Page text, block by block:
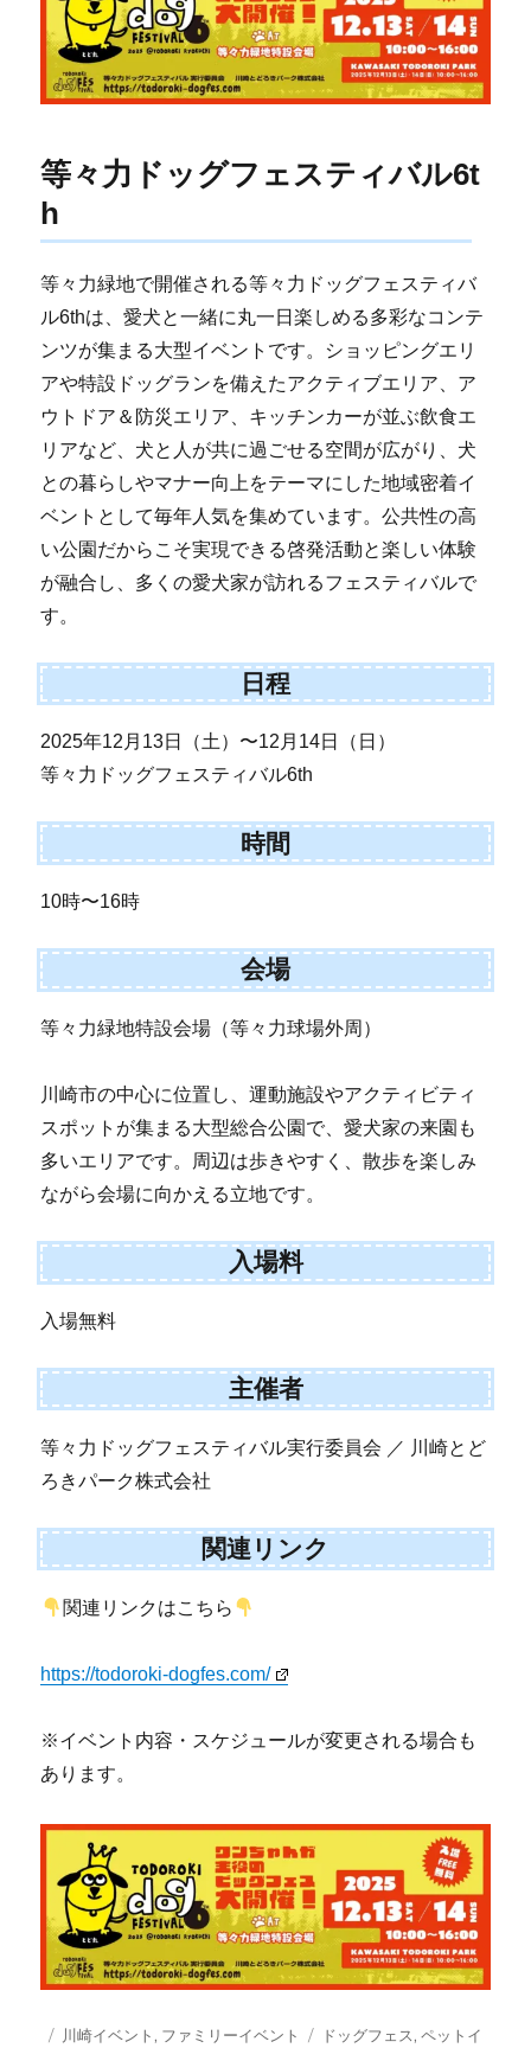
等々力ドッグフェスティバル6t
h
等々力緑地で開催される等々力ドッグフェスティバ
ル6thは、愛犬と一緒に丸一日楽しめる多彩なコンテ
ンツが集まる大型イベントです。ショッピングエリ
アや特設ドッグランを備えたアクティブエリア、ア
ウトドア＆防災エリア、キッチンカーが並ぶ飲食エ
リアなど、犬と人が共に過ごせる空間が広がり、犬
との暮らしやマナー向上をテーマにした地域密着イ
ベントとして毎年人気を集めています。公共性の高
い公園だからこそ実現できる啓発活動と楽しい体験
が融合し、多くの愛犬家が訪れるフェスティバルで
す。
日程
2025年12月13日（土）〜12月14日（日）
等々力ドッグフェスティバル6th
時間
10時〜16時
会場
等々力緑地特設会場（等々力球場外周）
川崎市の中心に位置し、運動施設やアクティビティ
スポットが集まる大型総合公園で、愛犬家の来園も
多いエリアです。周辺は歩きやすく、散歩を楽しみ
ながら会場に向かえる立地です。
入場料
入場無料
主催者
等々力ドッグフェスティバル実行委員会 ／ 川崎とど
ろきパーク株式会社
関連リンク
関連リンクはこちら
https://todoroki-dogfes.com/
※イベント内容・スケジュールが変更される場合も
あります。
投 カ
川崎イベント , ファミリーイベント
タ
ドッグフェス,ペットイ